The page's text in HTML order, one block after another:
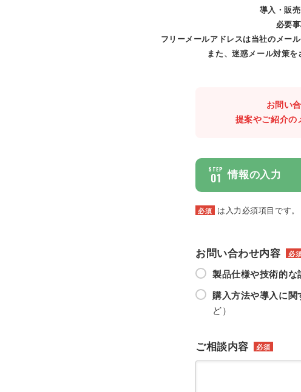
導入・販
必要
フリーメールアドレスは当社のメー
また、迷惑メール対策
お問い
提案やご紹介の
STEP
01 情報の入力
必須 は入力必須項目です。
お問い合わせ内容 必
製品仕様や技術的な
購入方法や導入に関
ど）
ご相談内容 必須